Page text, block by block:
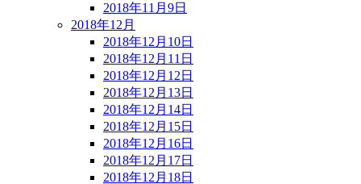
2018年11月9日
2018年12月
2018年12月10日
2018年12月11日
2018年12月12日
2018年12月13日
2018年12月14日
2018年12月15日
2018年12月16日
2018年12月17日
2018年12月18日